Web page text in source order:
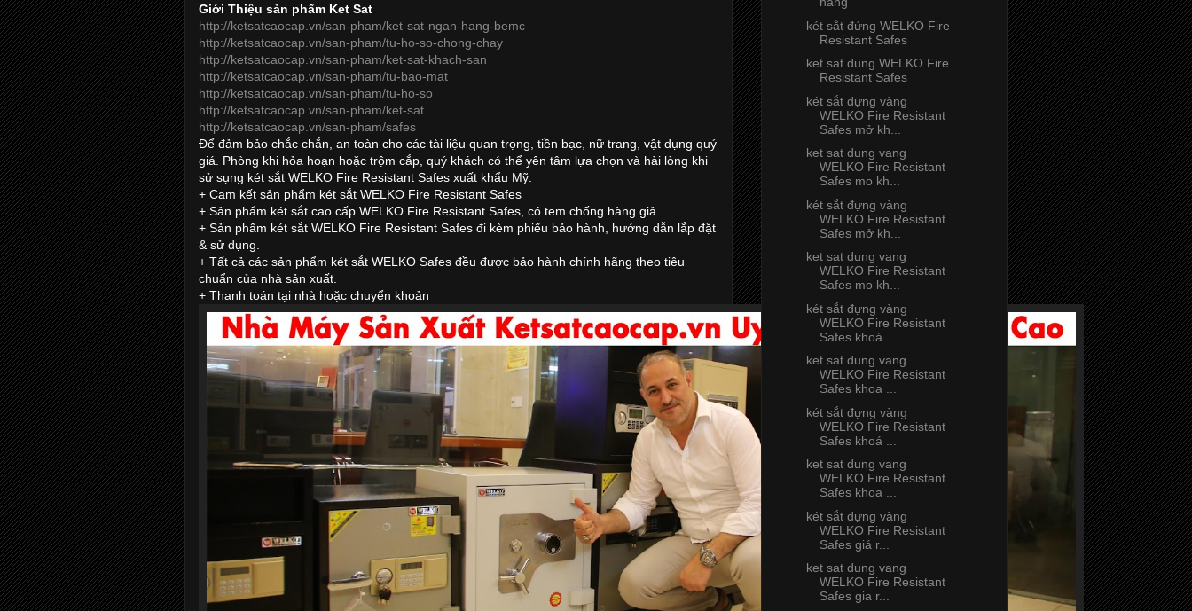
Giới Thiệu sản phẩm Ket Sat
http://ketsatcaocap.vn/san-pham/ket-sat-ngan-hang-bemc
http://ketsatcaocap.vn/san-pham/tu-ho-so-chong-chay
http://ketsatcaocap.vn/san-pham/ket-sat-khach-san
http://ketsatcaocap.vn/san-pham/tu-bao-mat
http://ketsatcaocap.vn/san-pham/tu-ho-so
http://ketsatcaocap.vn/san-pham/ket-sat
http://ketsatcaocap.vn/san-pham/safes
Để đảm bảo chắc chắn, an toàn cho các tài liệu quan trọng, tiền bạc, nữ trang, vật dụng quý
giá. Phòng khi hỏa hoạn hoặc trộm cắp, quý khách có thể yên tâm lựa chọn và hài lòng khi
sử sụng két sắt WELKO Fire Resistant Safes xuất khẩu Mỹ.
+ Cam kết sản phẩm két sắt WELKO Fire Resistant Safes
+ Sản phẩm két sắt cao cấp WELKO Fire Resistant Safes, có tem chống hàng giả.
+ Sản phẩm két sắt WELKO Fire Resistant Safes đi kèm phiếu bảo hành, hướng dẫn lắp đặt
& sử dụng.
+ Tất cả các sản phẩm két sắt WELKO Safes đều được bảo hành chính hãng theo tiêu
chuẩn của nhà sản xuất.
+ Thanh toán tại nhà hoặc chuyển khoản
két sắt đứng WELKO Fire
Resistant Safes
ket sat dung WELKO Fire
Resistant Safes
két sắt đựng vàng
WELKO Fire Resistant
Safes mở kh...
ket sat dung vang
WELKO Fire Resistant
Safes mo kh...
két sắt đựng vàng
WELKO Fire Resistant
Safes mở kh...
ket sat dung vang
WELKO Fire Resistant
Safes mo kh...
két sắt đựng vàng
WELKO Fire Resistant
Safes khoá ...
ket sat dung vang
WELKO Fire Resistant
Safes khoa ...
két sắt đựng vàng
WELKO Fire Resistant
Safes khoá ...
ket sat dung vang
WELKO Fire Resistant
Safes khoa ...
két sắt đựng vàng
WELKO Fire Resistant
Safes giá r...
ket sat dung vang
WELKO Fire Resistant
Safes gia r...